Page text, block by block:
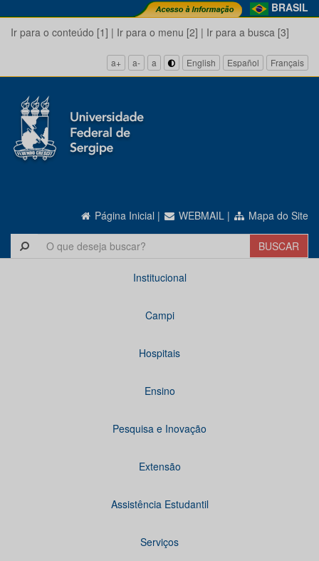
BRASIL
Ir para o conteúdo [1] | Ir para o menu [2] | Ir para a busca [3]
a+ a- a English Español Français
Página Inicial | WEBMAIL | Mapa do Site
Institucional
Campi
Hospitais
Ensino
Pesquisa e Inovação
Extensão
Assistência Estudantil
Serviços